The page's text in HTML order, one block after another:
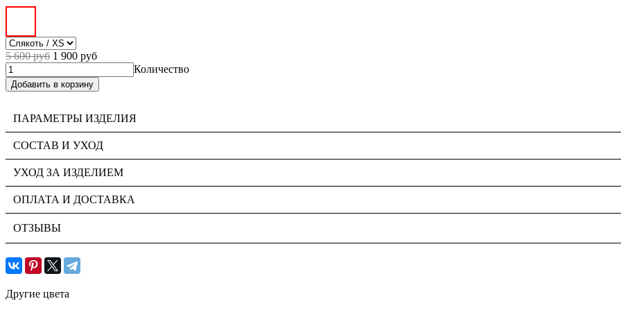
5 600 руб 1 900 руб
Количество
ПАРАМЕТРЫ ИЗДЕЛИЯ
СОСТАВ И УХОД
УХОД ЗА ИЗДЕЛИЕМ
ОПЛАТА И ДОСТАВКА
ОТЗЫВЫ
Другие цвета